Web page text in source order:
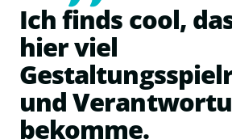
Ich finds cool,
hier viel
und
bekomme.